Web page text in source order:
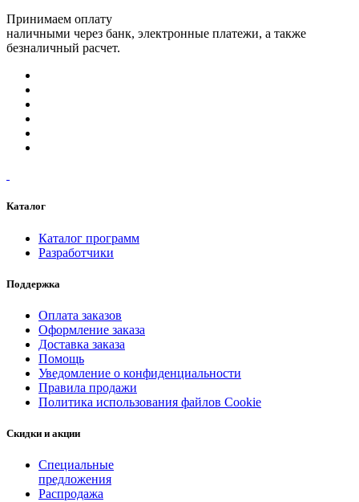
Принимаем оплату
наличными через банк, электронные платежи, а также
безналичный расчет.
Каталог
Каталог программ
Разработчики
Поддержка
Оплата заказов
Оформление заказа
Доставка заказа
Помощь
Уведомление о конфиденциальности
Правила продажи
Политика использования файлов Cookie
Скидки и акции
Специальные
предложения
Распродажа